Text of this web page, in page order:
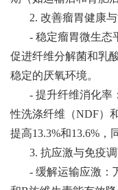
2. 改善瘤胃健康
- 稳定瘤胃微生态
促进纤维分解菌和乳
稳定的厌氧环境。
- 提升纤维消化率
性洗涤纤维（NDF）
提高13.3%和13.6%，
3. 抗应激与免疫
- 缓解运输应激：